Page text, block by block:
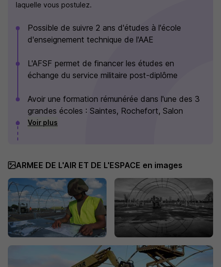
laquelle vous postulez.
Possible de suivre 2 ans d'études à l'école
d'enseignement technique de l'AAE
L'AFSF permet de financer les études en
échange du service militaire post-diplôme
Avoir une formation rémunérée dans l'une des 3
grandes écoles : Saintes, Rochefort, Salon
Voir plus
ARMEE DE L'AIR ET DE L'ESPACE en images